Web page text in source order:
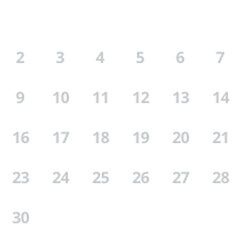
2
3 4 5 6 7
9
10 11 12 13 14
16
17 18 19 20 21
23
24 25 26 27 28
30